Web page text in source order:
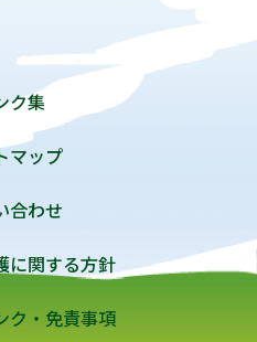
ク集
マップ
合わせ
に関する方針
ク・免責事項